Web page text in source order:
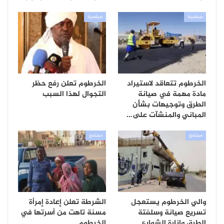
سياسية
الخرطوم تتعاقد لاستيراد
مادة مهمة في صيانة
الطرق وتوجيهات بشأن
المباني والمنشآت على…
سياسية
الخرطوم تعلن رفع حظر
التجوال لهذا السبب
مجتمع
والي الخرطوم يستعجل
تسريع صيانة وسلفتة
مجتمع
الشرطة تعلن إعادة إمرأة
مسنة تاهت من أسرتها في